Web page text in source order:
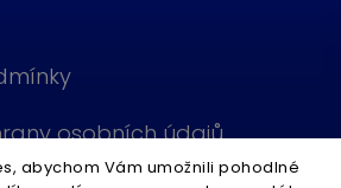
abychom Vám umožnili pohodlné
osobních údajů